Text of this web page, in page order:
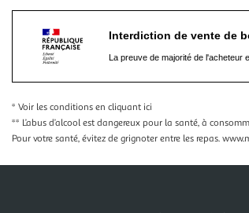
Interdiction de vente de
La preuve de majorité de l'acheteur
* Voir les conditions en cliquant ici
** L’abus d’alcool est dangereux pour la santé, à
Pour votre santé, évitez de grignoter entre les repas.